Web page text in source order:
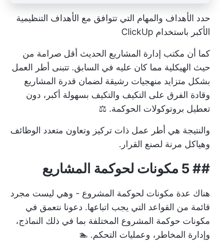
حدد الأهداف والمهام التي تتوافق مع الأهداف التنظيمية
الأكبر باستخدام ClickUp
كما أن مكتب إدارة المشاريع الحديث أقل صرامة من
حيث الهيكلية مما كان عليه في السابق. تتبنى أطر العمل
بشكل متزايد منهجيات رشيقة لضمان قدرة المشاريع
وقادة الفرق على التكيف والتكيف بسهولة أكبر، دون
تعطيل بروتوكولات الحوكمة. ⚖️
والنتيجة هي أطر عمل ذات تركيز وتعاون متعدد الوظائف
وهياكل مرنة لصنع القرار.
## 5 مكونات لحوكمة المشاريع
هناك عدة مكونات لحوكمة المشروع - وهي ليست مجرد
قائمة من القواعد التي يجب اتباعها. دعونا نتعمق في
مكونات حوكمة المشروع المختلفة بما في ذلك النماذج،
وإدارة المخاطر، وعمليات التحكم. 🏊